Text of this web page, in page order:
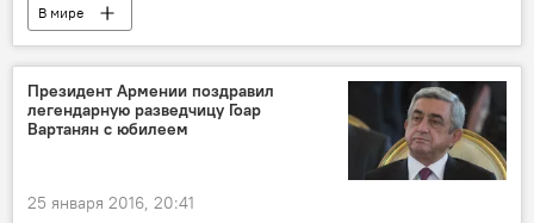
В мире
Президент Армении поздравил
легендарную разведчицу Гоар
Вартанян с юбилеем
25 января 2016, 20:41